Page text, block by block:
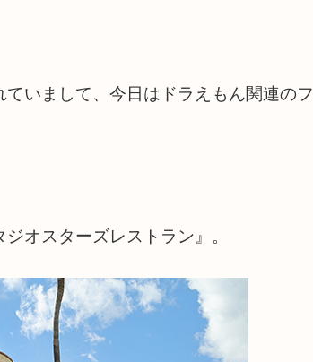
いまして、今日はドラえもん関連のフ
オスターズレストラン』。